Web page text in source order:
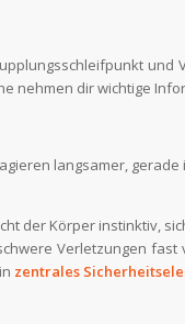
nehmen dir wichtige
langsamer, gerade
der Körper instinktiv,
Verletzungen
zentrales